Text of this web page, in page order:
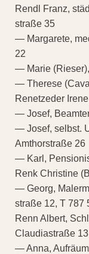
Rendl Franz,
straße 35
— Margarete,
22
— Marie
— Therese
Renetzeder
— Josef,
— Josef, selbst.
Amthorstraße 26
— Karl,
Renk Christine
— Georg,
straße 12, T 787
Renn Albert,
Claudiastraße 13
— Anna,